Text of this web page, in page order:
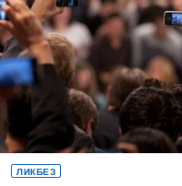
ЛИКБЕЗ